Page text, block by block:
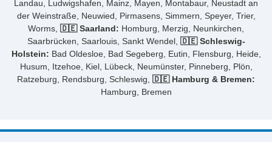
Landau, Ludwigshafen, Mainz, Mayen, Montabaur, Neustadt an
der Weinstraße, Neuwied, Pirmasens, Simmern, Speyer, Trier,
Worms, 🇩🇪 Saarland: Homburg, Merzig, Neunkirchen,
Saarbrücken, Saarlouis, Sankt Wendel, 🇩🇪 Schleswig-
Holstein: Bad Oldesloe, Bad Segeberg, Eutin, Flensburg, Heide,
Husum, Itzehoe, Kiel, Lübeck, Neumünster, Pinneberg, Plön,
Ratzeburg, Rendsburg, Schleswig, 🇩🇪 Hamburg & Bremen:
Hamburg, Bremen